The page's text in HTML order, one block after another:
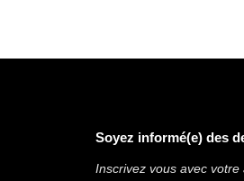
Soyez informé(e) des
Inscrivez vous avec votre